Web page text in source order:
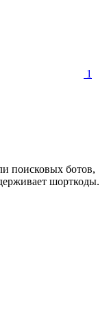
1
поисковых ботов,
шорткоды.